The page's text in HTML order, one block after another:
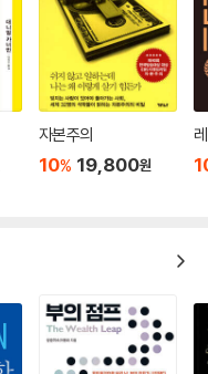
자본주의
10% 19,800원